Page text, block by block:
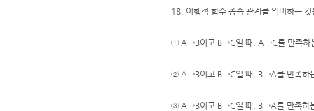
18. 이행적 함수 종속 관계를 의미하는 것
① A→B이고 B→C일 때, A→C를 만족하
② A→B이고 B→C일 때, B→A를 만족하
③ A→B이고 B→C일 때, B→A를 만족하